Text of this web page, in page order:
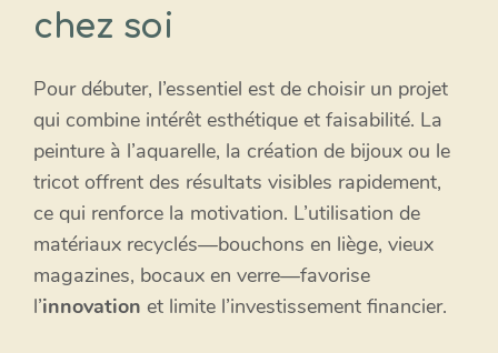
chez soi
Pour débuter, l’essentiel est de choisir un projet
qui combine intérêt esthétique et faisabilité. La
peinture à l’aquarelle, la création de bijoux ou le
tricot offrent des résultats visibles rapidement,
ce qui renforce la motivation. L’utilisation de
matériaux recyclés—bouchons en liège, vieux
magazines, bocaux en verre—favorise
l’innovation et limite l’investissement financier.